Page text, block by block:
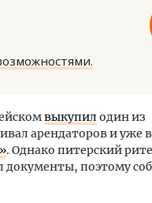
выкупилодин из
арендаторов и уже
. Однако питерский
поэтому
«Жилищной
Гатилов — о том, как
оставаться на плаву,
штормит